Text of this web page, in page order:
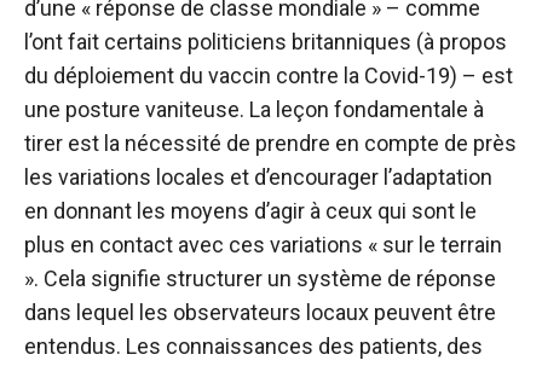
d’une « réponse de classe mondiale » – comme
l’ont fait certains politiciens britanniques (à propos
du déploiement du vaccin contre la Covid-19) – est
une posture vaniteuse. La leçon fondamentale à
tirer est la nécessité de prendre en compte de près
les variations locales et d’encourager l’adaptation
en donnant les moyens d’agir à ceux qui sont le
plus en contact avec ces variations « sur le terrain
». Cela signifie structurer un système de réponse
dans lequel les observateurs locaux peuvent être
entendus. Les connaissances des patients, des